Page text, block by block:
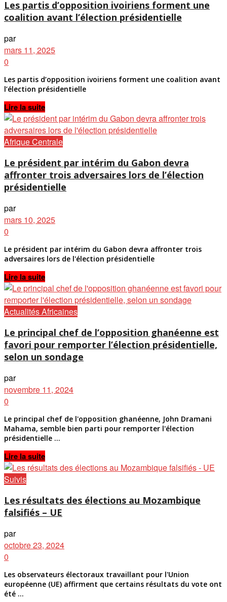
Les partis d’opposition ivoiriens forment une
coalition avant l’élection présidentielle
par
mars 11, 2025
0
Les partis d’opposition ivoiriens forment une coalition avant
l’élection présidentielle
Lire la suiteDetails
Afrique Centrale
Le président par intérim du Gabon devra
affronter trois adversaires lors de l’élection
présidentielle
par
mars 10, 2025
0
Le président par intérim du Gabon devra affronter trois
adversaires lors de l'élection présidentielle
Lire la suiteDetails
Actualités Africaines
Le principal chef de l’opposition ghanéenne est
favori pour remporter l’élection présidentielle,
selon un sondage
par
novembre 11, 2024
0
Le principal chef de l'opposition ghanéenne, John Dramani
Mahama, semble bien parti pour remporter l'élection
présidentielle ...
Lire la suiteDetails
Suivis
Les résultats des élections au Mozambique
falsifiés – UE
par
octobre 23, 2024
0
Les observateurs électoraux travaillant pour l'Union
européenne (UE) affirment que certains résultats du vote ont
été ...